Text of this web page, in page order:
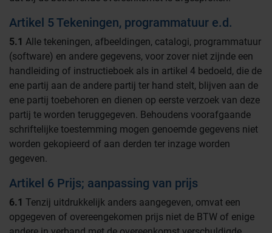
Artikel 5 Tekeningen, programmatuur e.d.
5.1 Alle tekeningen, afbeeldingen, catalogi, programmatuur
(software) en andere gegevens, voor zover niet zijnde een
handleiding of instructieboek als in artikel 4 bedoeld, die de
ene partij aan de andere partij ter hand stelt, blijven aan de
ene partij toebehoren en dienen op eerste verzoek van deze
partij te worden teruggegeven. Behoudens voorafgaande
schriftelijke toestemming mogen genoemde gegevens niet
worden gekopieerd of aan derden ter inzage worden
gegeven.
Artikel 6 Prijs; aanpassing van prijs
6.1 Tenzij uitdrukkelijk anders aangegeven, omvat een
opgegeven of overeengekomen prijs niet de BTW of enige